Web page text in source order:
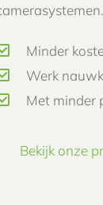
Minder
Werk
Met minder
Bekijk onze